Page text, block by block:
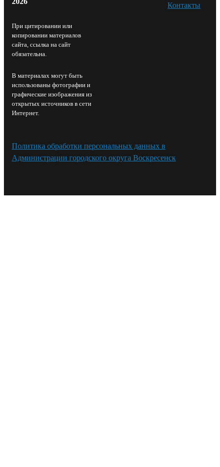
При цитировании или
копировании материалов
сайта, ссылка на сайт
обязательна.
В материалах могут быть
использованы фотографии и
графические изображения из
открытых источников в сети
Интернет.
Контакты⁠
Политика обработки персональных данных в
Администрации городского округа Воскресенск